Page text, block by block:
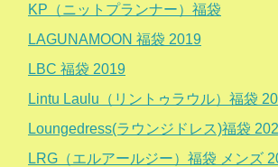
KP（ニットプランナー）福袋
LAGUNAMOON 福袋 2019
LBC 福袋 2019
Lintu Laulu（リントゥラウル）福袋
Loungedress(ラウンジドレス)福袋
LRG（エルアールジー）福袋 メンズ